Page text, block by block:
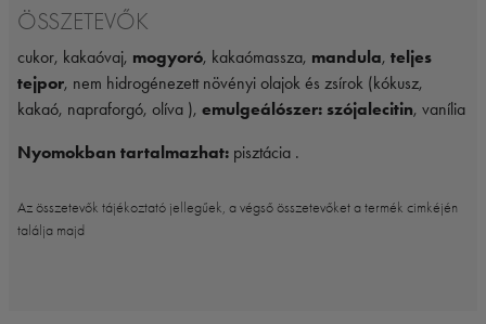
ÖSSZETEVŐK
cukor, kakaóvaj, mogyoró, kakaómassza, mandula, teljes
tejpor, nem hidrogénezett növényi olajok és zsírok (kókusz,
kakaó, napraforgó, olíva ), emulgeálószer: szójalecitin, vanília
Nyomokban tartalmazhat: pisztácia .
Az összetevők tájékoztató jellegűek, a végső összetevőket a termék cimkéjén
találja majd